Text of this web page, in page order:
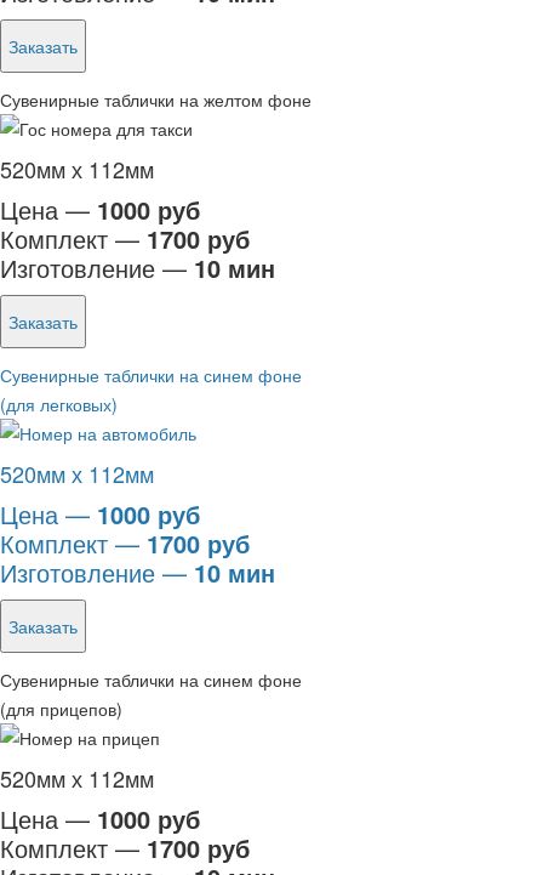
Заказать
Сувенирные таблички на желтом фоне
520мм х 112мм
Цена — 1000 руб
Комплект — 1700 руб
Изготовление — 10 мин
Заказать
Сувенирные таблички на синем фоне
(для легковых)
520мм х 112мм
Цена — 1000 руб
Комплект — 1700 руб
Изготовление — 10 мин
Заказать
Сувенирные таблички на синем фоне
(для прицепов)
520мм х 112мм
Цена — 1000 руб
Комплект — 1700 руб